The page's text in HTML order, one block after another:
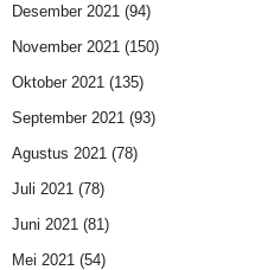
Desember 2021 (94)
November 2021 (150)
Oktober 2021 (135)
September 2021 (93)
Agustus 2021 (78)
Juli 2021 (78)
Juni 2021 (81)
Mei 2021 (54)